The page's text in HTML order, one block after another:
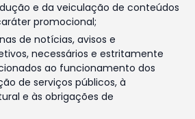
e da veiculação de conteúdos
promocional;
de notícias, avisos e
necessários e estritamente
ao funcionamento dos
de serviços públicos, à
e às obrigações de